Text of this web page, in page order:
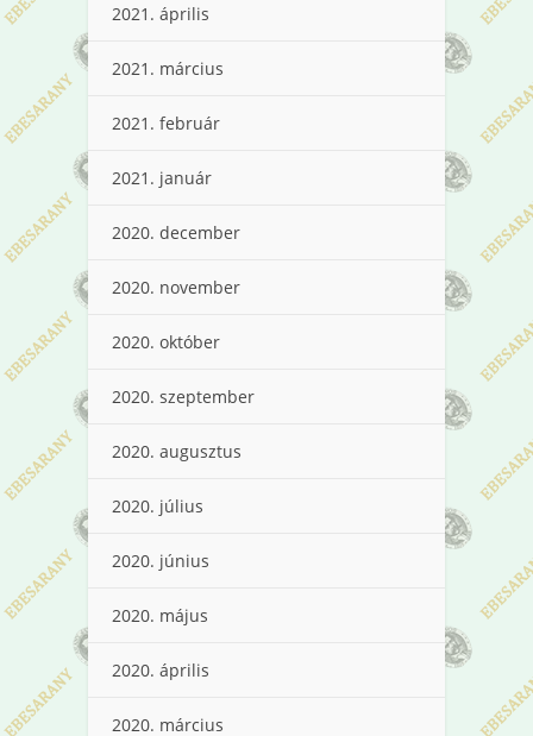
2021. április
2021. március
2021. február
2021. január
2020. december
2020. november
2020. október
2020. szeptember
2020. augusztus
2020. július
2020. június
2020. május
2020. április
2020. március